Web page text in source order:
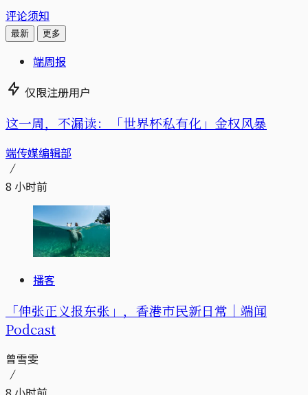
评论须知
最新 更多
端周报
仅限注册用户
这一周，不漏读：「世界杯私有化」金权风暴
端传媒编辑部
8 小时前
播客
「伸张正义报东张」，香港市民新日常｜端闻
Podcast
曾雪雯